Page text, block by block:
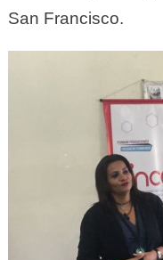
San Francisco.